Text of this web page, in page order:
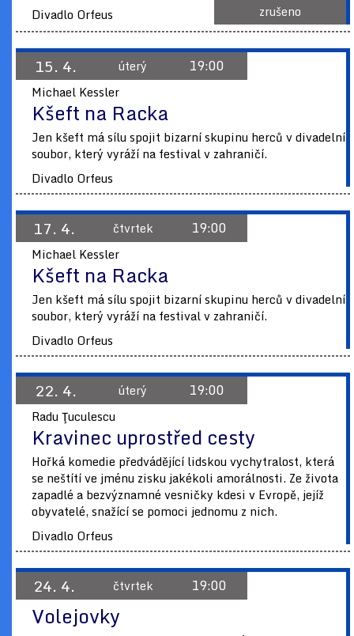
zrušeno
Divadlo Orfeus
15. 4. úterý 19:00
Michael Kessler
Kšeft na Racka
Jen kšeft má sílu spojit bizarní skupinu herců v divadelní
soubor, který vyráží na festival v zahraničí.
Divadlo Orfeus
17. 4. čtvrtek 19:00
Michael Kessler
Kšeft na Racka
Jen kšeft má sílu spojit bizarní skupinu herců v divadelní
soubor, který vyráží na festival v zahraničí.
Divadlo Orfeus
22. 4. úterý 19:00
Radu Ţuculescu
Kravinec uprostřed cesty
Hořká komedie předvádějící lidskou vychytralost, která
se neštítí ve jménu zisku jakékoli amorálnosti. Ze života
zapadlé a bezvýznamné vesničky kdesi v Evropě, jejíž
obyvatelé, snažící se pomoci jednomu z nich.
Divadlo Orfeus
24. 4. čtvrtek 19:00
Volejovky